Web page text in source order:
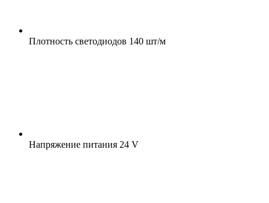
Плотность светодиодов 140 шт/м
Напряжение питания 24 V